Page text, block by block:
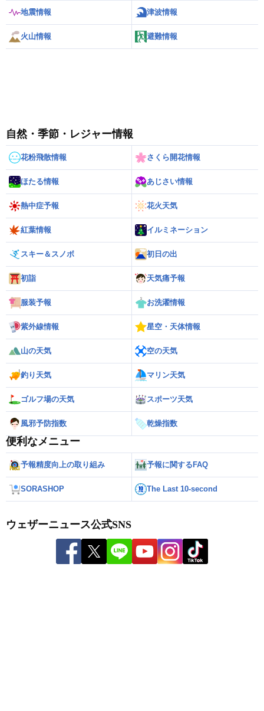
地震情報 津波情報
火山情報 避難情報
自然・季節・レジャー情報
花粉飛散情報 さくら開花情報
ほたる情報 あじさい情報
熱中症予報 花火天気
紅葉情報 イルミネーション
スキー＆スノボ 初日の出
初詣 天気痛予報
服装予報 お洗濯情報
紫外線情報 星空・天体情報
山の天気 空の天気
釣り天気 マリン天気
ゴルフ場の天気 スポーツ天気
風邪予防指数 乾燥指数
便利なメニュー
予報精度向上の取り組み 予報に関するFAQ
SORASHOP The Last 10-second
ウェザーニュース公式SNS